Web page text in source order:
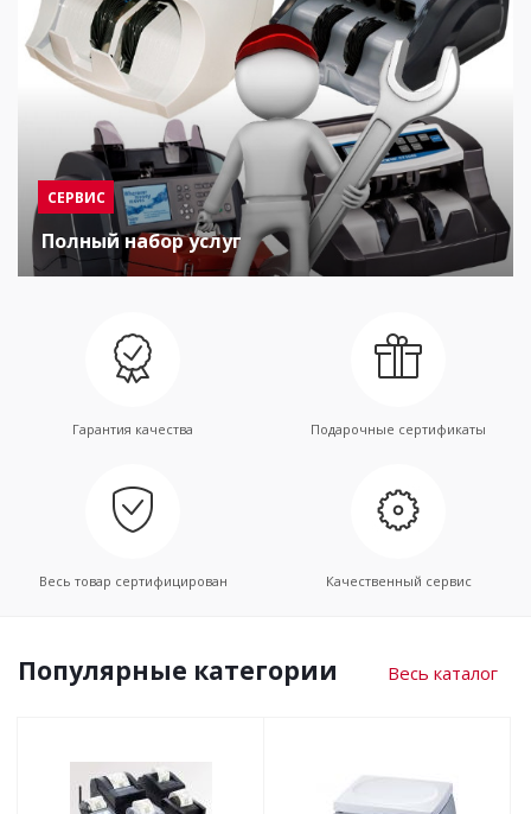
СЕРВИС
Полный набор услуг
Гарантия качества Подарочные сертификаты
Весь товар сертифицирован Качественный сервис
Популярные категории Весь каталог